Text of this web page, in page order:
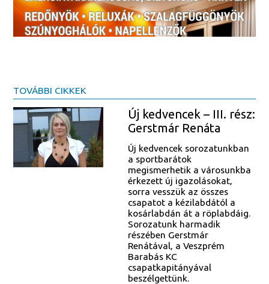
TOVÁBBI CIKKEK
Új kedvencek – III. rész:
Gerstmár Renáta
Új kedvencek sorozatunkban
a sportbarátok
megismerhetik a városunkba
érkezett új igazolásokat,
sorra vesszük az összes
csapatot a kézilabdától a
kosárlabdán át a röplabdáig.
Sorozatunk harmadik
részében Gerstmár
Renátával, a Veszprém
Barabás KC
csapatkapitányával
beszélgettünk.